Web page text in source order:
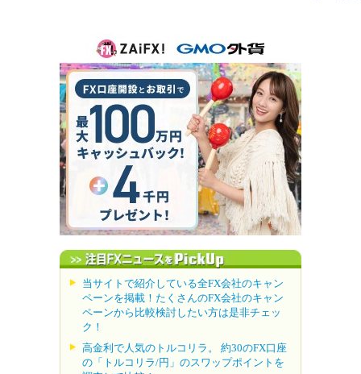
当サイトで紹介している全FX会社のキャン
ペーンを掲載！たくさんのFX会社のキャン
ペーンから比較検討したい方は是非チェッ
ク！
高金利で人気のトルコリラ。 約30のFX口座
の「トルコリラ/円」のスワップポイントを